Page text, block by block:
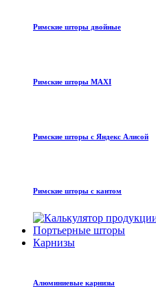
Римские шторы двойные
Римские шторы MAXI
Римские шторы с Яндекс Алисой
Римские шторы с кантом
Портьерные шторы
Карнизы
Алюминиевые карнизы